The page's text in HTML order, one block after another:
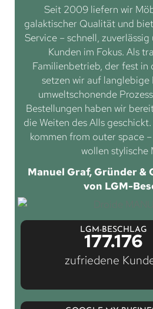
Seit 2009 liefern wir
galaktischer Qualität und
Service – schnell,
Kunden im Fokus. Als
Familienbetrieb, der fest in
setzen wir auf
umweltschonende
Bestellungen haben wir
die Weiten des Alls
kommen from outer space
wollen stylische
Manuel Graf, Gründer
von LGM-
LGM-BESCHLAG
177.176
zufriedene